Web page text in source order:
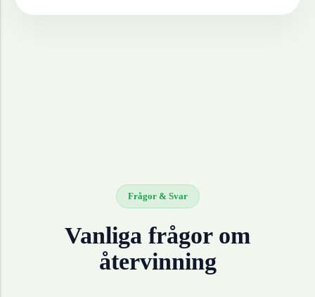
Frågor & Svar
Vanliga frågor om
återvinning